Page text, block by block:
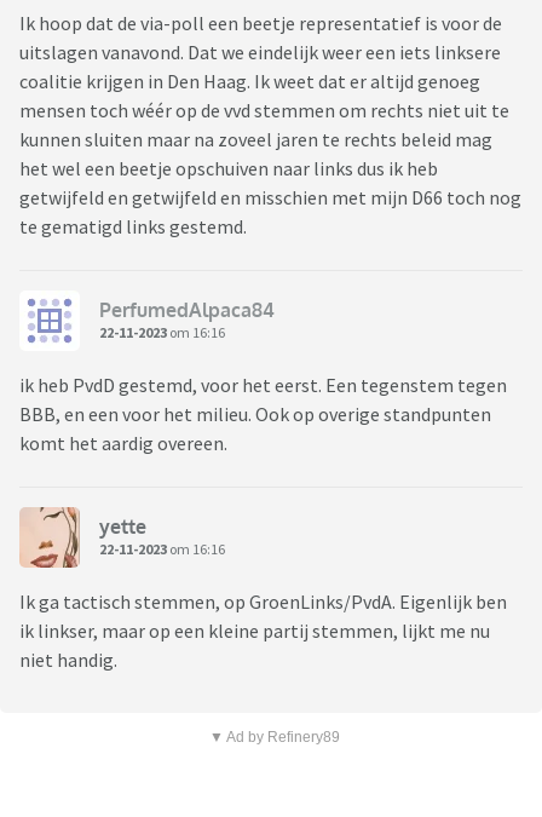
Ik hoop dat de via-poll een beetje representatief is voor de
uitslagen vanavond. Dat we eindelijk weer een iets linksere
coalitie krijgen in Den Haag. Ik weet dat er altijd genoeg
mensen toch wéér op de vvd stemmen om rechts niet uit te
kunnen sluiten maar na zoveel jaren te rechts beleid mag
het wel een beetje opschuiven naar links dus ik heb
getwijfeld en getwijfeld en misschien met mijn D66 toch nog
te gematigd links gestemd.
PerfumedAlpaca84
22-11-2023 om 16:16
ik heb PvdD gestemd, voor het eerst. Een tegenstem tegen
BBB, en een voor het milieu. Ook op overige standpunten
komt het aardig overeen.
yette
22-11-2023 om 16:16
Ik ga tactisch stemmen, op GroenLinks/PvdA. Eigenlijk ben
ik linkser, maar op een kleine partij stemmen, lijkt me nu
niet handig.
▼ Ad by Refinery89